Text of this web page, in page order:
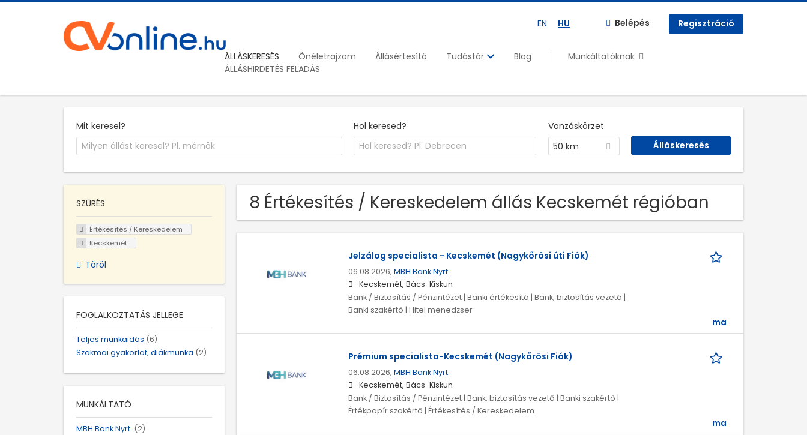
EN HU Belépés Regisztráció
ÁLLÁSKERESÉS Önéletrajzom Állásértesítő Tudástár Blog
Munkáltatóknak
ÁLLÁSHIRDETÉS FELADÁS
Mit keresel? Hol keresed?
Vonzáskörzet
50 km
8 Értékesítés / Kereskedelem állás Kecskemét régióban
Jelzálog specialista - Kecskemét (Nagykőrösi úti Fiók)
06.08.2026, MBH Bank Nyrt.
Kecskemét, Bács-Kiskun
Bank / Biztosítás / Pénzintézet | Banki értékesítő | Bank, biztosítás vezető |
Banki szakértő | Hitel menedzser
ma
Prémium specialista-Kecskemét (Nagykőrösi Fiók)
06.08.2026, MBH Bank Nyrt.
Kecskemét, Bács-Kiskun
Bank / Biztosítás / Pénzintézet | Bank, biztosítás vezető | Banki szakértő |
Értékpapír szakértő | Értékesítés / Kereskedelem
ma
SZŰRÉS
Értékesítés / Kereskedelem
Kecskemét
Töröl
FOGLALKOZTATÁS JELLEGE
Teljes munkaidős (6)
Szakmai gyakorlat, diákmunka (2)
MUNKÁLTATÓ
MBH Bank Nyrt. (2)